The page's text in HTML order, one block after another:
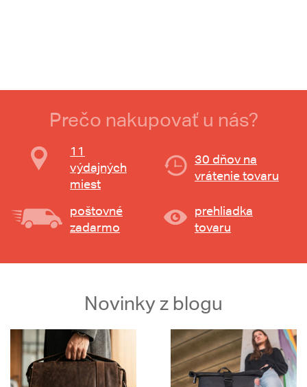
Prečo nakupovať u nás?
11
výdajných
miest
30 dňov na
vrátenie tovaru
poštovné
zadarmo
prehliadka
tovaru
Novinky z blogu